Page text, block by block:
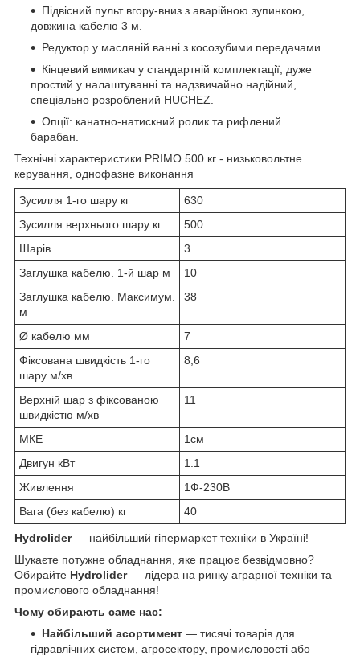
Підвісний пульт вгору-вниз з аварійною зупинкою,
довжина кабелю 3 м.
Редуктор у масляній ванні з косозубими передачами.
Кінцевий вимикач у стандартній комплектації, дуже
простий у налаштуванні та надзвичайно надійний,
спеціально розроблений HUCHEZ.
Опції: канатно-натискний ролик та рифлений
барабан.
Технічні характеристики PRIMO 500 кг - низьковольтне
керування, однофазне виконання
Зусилля 1-го шару кг
630
Зусилля верхнього шару кг
500
Шарів
3
Заглушка кабелю. 1-й шар м
10
Заглушка кабелю. Максимум.
м
38
Ø кабелю мм
7
Фіксована швидкість 1-го
шару м/хв
8,6
Верхній шар з фіксованою
швидкістю м/хв
11
МКЕ
1см
Двигун кВт
1.1
Живлення
1Ф-230В
Вага (без кабелю) кг
40
Hydrolider— найбільший гіпермаркет техніки в Україні!
Шукаєте потужне обладнання, яке працює безвідмовно?
Обирайте Hydrolider— лідера на ринку аграрної техніки та
промислового обладнання!
Чому обирають саме нас:
Найбільший асортимент — тисячі товарів для
гідравлічних систем, агросектору, промисловості або